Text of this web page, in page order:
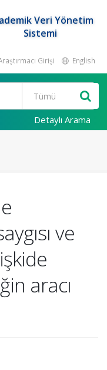
Veri Yönetim
Sistemi
Girişi English
Detaylı Arama
ve
aracı